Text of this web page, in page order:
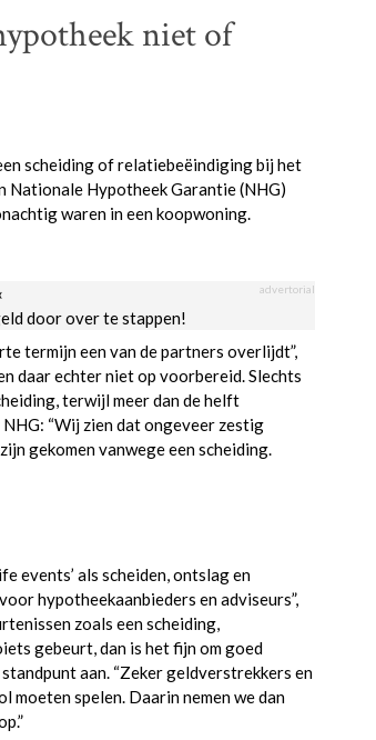
niet of
scheiding of relatiebeëindiging bij het
Nationale Hypotheek Garantie (NHG)
waren in een koopwoning.
advertorial
door over te stappen!
termijn een van de partners overlijdt”,
daar echter niet op voorbereid. Slechts
terwijl meer dan de helft
“Wij zien dat ongeveer zestig
gekomen vanwege een scheiding.
events’ als scheiden, ontslag en
hypotheekaanbieders en adviseurs”,
zoals een scheiding,
gebeurt, dan is het fijn om goed
aan. “Zeker geldverstrekkers en
moeten spelen. Daarin nemen we dan